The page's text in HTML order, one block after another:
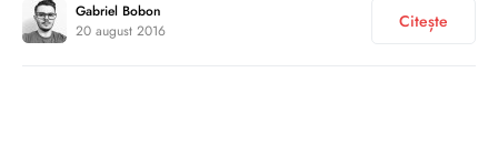
Gabriel Bobon
20 august 2016
Citește